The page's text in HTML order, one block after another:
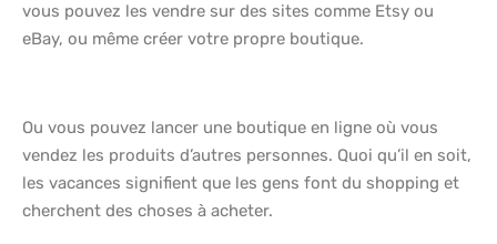
vous pouvez les vendre sur des sites comme Etsy ou
eBay, ou même créer votre propre boutique.
Ou vous pouvez lancer une boutique en ligne où vous
vendez les produits d’autres personnes. Quoi qu’il en soit,
les vacances signifient que les gens font du shopping et
cherchent des choses à acheter.